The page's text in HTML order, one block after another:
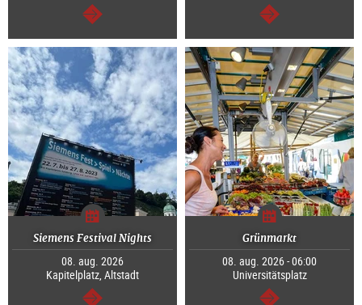
Tovább Tovább
Siemens Festival Nights
08. aug. 2026
Kapitelplatz, Altstadt
Grünmarkt
08. aug. 2026 - 06:00
Universitätsplatz